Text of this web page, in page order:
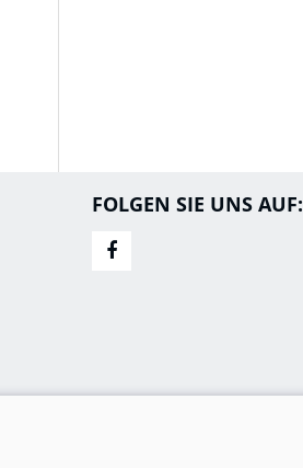
FOLGEN SIE UNS AUF: